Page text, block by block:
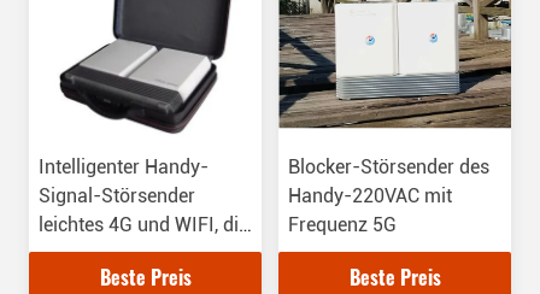
Intelligenter Handy-
Signal-Störsender
leichtes 4G und WIFI, die
Signal staut
Beste Preis
Blocker-Störsender des
Handy-220VAC mit
Frequenz 5G
Beste Preis